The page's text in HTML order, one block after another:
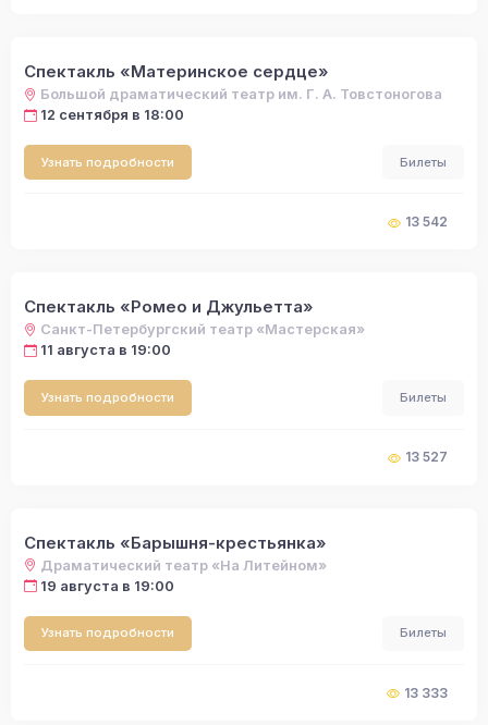
Спектакль «Материнское сердце»
Большой драматический театр им. Г. А. Товстоногова
12 сентября в 18:00
Узнать подробности Билеты
13 542
Спектакль «Ромео и Джульетта»
Санкт-Петербургский театр «Мастерская»
11 августа в 19:00
Узнать подробности Билеты
13 527
Спектакль «Барышня-крестьянка»
Драматический театр «На Литейном»
19 августа в 19:00
Узнать подробности Билеты
13 333